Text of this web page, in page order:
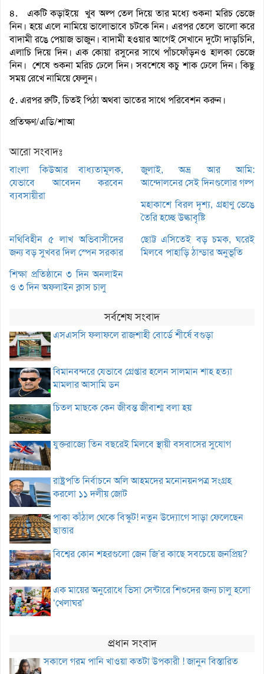
৪. একটি কড়াইয়ে খুব অল্প তেল দিয়ে তার মধ্যে শুকনা মরিচ ভেজে
নিন। হয়ে এলে নামিয়ে ভালোভাবে চটকে নিন। এরপর তেলে ভালো করে
বাদামী রঙে পেয়াজ ভাজুন। বাদামী হওয়ার আগেই সেখানে দুটো দাড়চিনি,
এলাচি দিয়ে দিন। এক কোয়া রসুনের সাথে পাঁচফোঁড়নও হালকা ভেজে
নিন। শেষে শুকনা মরিচ ঢেলে দিন। সবশেষে কচু শাক ঢেলে দিন। কিছু
সময় রেখে নামিয়ে ফেলুন।
৫. এরপর রুটি, চিতই পিঠা অথবা ভাতের সাথে পরিবেশন করুন।
প্রতিক্ষণ/এডি/শাআ
আরো সংবাদঃ
বাংলা কিউআর বাধ্যতামূলক,
যেভাবে আবেদন করবেন
ব্যবসায়ীরা
জুলাই, অভ্র আর আমি:
আন্দোলনের সেই দিনগুলোর গল্প
মহাকাশে বিরল দৃশ্য, গ্রহাণু ভেঙে
তৈরি হচ্ছে উল্কাবৃষ্টি
নথিবিহীন ৫ লাখ অভিবাসীদের
জন্য বড় সুখবর দিল স্পেন সরকার
ছোট্ট এসিতেই বড় চমক, ঘরেই
মিলবে পাহাড়ি ঠান্ডার অনুভূতি
শিক্ষা প্রতিষ্ঠানে ৩ দিন অনলাইন
ও ৩ দিন অফলাইন ক্লাস চালু
সর্বশেষ সংবাদ
এসএসসি ফলাফলে রাজশাহী বোর্ডে শীর্ষে বগুড়া
বিমানবন্দরে যেভাবে গ্রেপ্তার হলেন সালমান শাহ হত্যা
মামলার আসামি ডন
চিতল মাছকে কেন জীবন্ত জীবাশ্ম বলা হয়
যুক্তরাজ্যে তিন বছরেই মিলবে স্থায়ী বসবাসের সুযোগ
রাষ্ট্রপতি নির্বাচনে অলি আহমদের মনোনয়নপত্র সংগ্রহ
করলো ১১ দলীয় জোট
পাকা কাঁঠাল থেকে বিস্কুট! নতুন উদ্যোগে সাড়া ফেলেছেন
ছাত্তার
বিশ্বের কোন শহরগুলো জেন জি’র কাছে সবচেয়ে জনপ্রিয়?
এক মায়ের অনুরোধে ভিসা সেন্টারে শিশুদের জন্য চালু হলো
‘খেলাঘর’
প্রধান সংবাদ
সকালে গরম পানি খাওয়া কতটা উপকারী ! জানুন বিস্তারিত